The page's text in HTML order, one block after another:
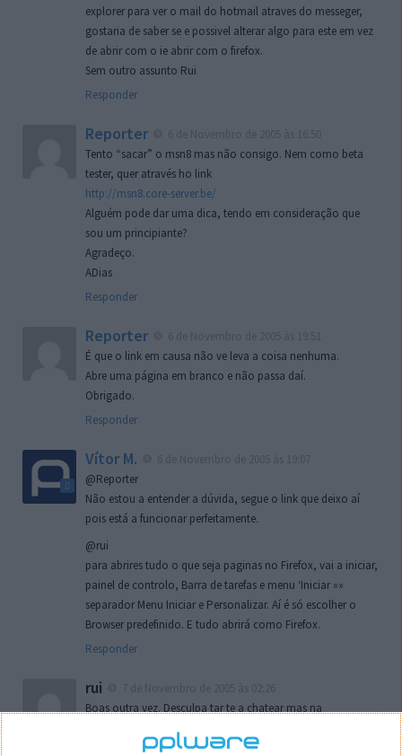
explorer para ver o mail do hotmail atraves do messeger,
gostaria de saber se e possivel alterar algo para este em vez
de abrir com o ie abrir com o firefox.
Sem outro assunto Rui
Responder
Reporter
Tento “sacar” o msn8 mas não consigo. Nem como beta
tester, quer através ho link
http://msn8.core-server.be/
Alguém pode dar uma dica, tendo em consideração que
sou um principiante?
Agradeço.
ADias
Responder
Reporter
É que o link em causa não ve leva a coisa nenhuma.
Abre uma página em branco e não passa daí.
Obrigado.
Responder
Vítor M.
@Reporter
Não estou a entender a dúvida, segue o link que deixo aí
pois está a funcionar perfeitamente.
@rui
para abrires tudo o que seja paginas no Firefox, vai a iniciar,
painel de controlo, Barra de tarefas e menu ‘Iniciar »»
separador Menu Iniciar e Personalizar. Aí é só escolher o
Browser predefinido. E tudo abrirá como Firefox.
Responder
rui
Boas outra vez. Desculpa tar te a chatear mas na
o firefox como browser predefenido